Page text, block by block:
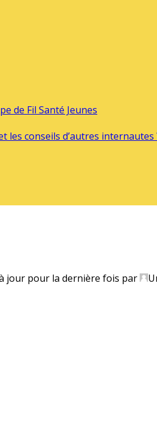
de Fil Santé Jeunes
les conseils d’autres
jour pour la dernière fois par